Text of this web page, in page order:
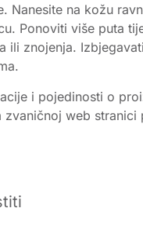
Nanesite na kožu
Ponoviti više puta
ili znojenja.
i pojedinosti o
zvaničnoj web stranici